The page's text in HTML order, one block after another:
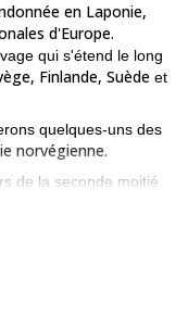
en Laponie,
d'Europe.
qui s'étend le long
Finlande, Suède et
quelques-uns des
norvégienne.
de la seconde moitié
endroits où se
de visites dans